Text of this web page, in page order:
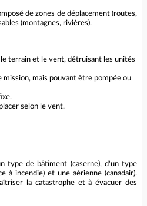
de zones de déplacement (routes,
(montagnes, rivières).
le terrain et le vent, détruisant les unités
mission, mais pouvant être pompée ou
selon le vent.
type de bâtiment (caserne), d'un type
à incendie) et une aérienne (canadair).
la catastrophe et à évacuer des